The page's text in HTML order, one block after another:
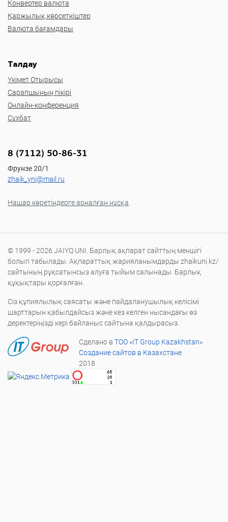
Конвертер валюта
Қаржылық көрсеткіштер
Валюта бағамдары
Талдау
Үкімет Отырысы
Сарапшының пікірі
Онлайн-конференция
Сұхбат
8 (7112) 50-86-31
Фрунзе 20/1
zhaik_yni@mail.ru
Нашар көретіндерге арналған нұсқа
© 1999 - 2026 JAIYQ UNI. Барлық ақпарат сайттың меншігі
болып табылады. Ақпараттық жарияланымдарды zhaikuni.kz/
сайтының рұқсатынсыз алуға тыйым салынады. Барлық
құқықтары қорғалған.
Сіз құпиялылық саясаты және пайдаланушылық келісімі
шарттарын қабылдайсыз және кез келген нысандағы өз
деректеріңізді кері байланыс сайтына қалдырасыз.
Сделано в ТОО «IT Group Kazakhstan»
Создание сайтов в Казахстане
2018